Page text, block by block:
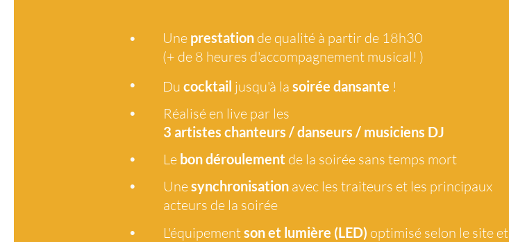
• Une prestation de qualité à partir de 18h30
(+ de 8 heures d'accompagnement musical! )
•
Du cocktail jusqu'à la soirée dansante !
•
Réalisé en live par les
3 artistes chanteurs / danseurs / musiciens DJ
• Le bon déroulement de la soirée sans temps mort
•
Unesynchronisation avec les traiteurs et les principaux
acteurs de la soirée
•
L'équipementson et lumière (LED) optimisé selon le site et